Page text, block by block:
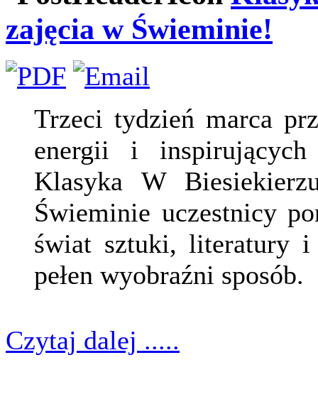
zajęcia w Świeminie!
Trzeci tydzień marca
energii i
Klasyka W
Świeminie uczestnicy
świat sztuki, literatury
pełen wyobraźni sposób.
Czytaj dalej .....